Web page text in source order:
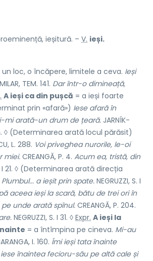
ieșitură. – V. ieși.
loc, o încăpere, limitele a ceva. Ieși
TEM. 141. Dar într-o dimineață,
A ieși ca din pușcă = a ieși foarte
prin «afară») Iese afară în
mi arată-un drum de țeară. JARNÍK-
◊ (Determinarea arată locul părăsit)
L. 288. Voi priveghea nurorile, le-oi
miei. CREANGĂ, P. 4. Acum ea, tristă, din
I 21. ◊ (Determinarea arată direcția
Plumbul... a ieșit prin spate. NEGRUZZI, S. I
aceea ieși la scară, bătu de trei ori în
unde arată spînul.CREANGĂ, P. 204.
NEGRUZZI, S. I 31. ◊ Expr. A ieși la
= a întîmpina pe cineva. Mi-au
I. 160. Îmi ieși tata înainte
înaintea fecioru-său pe altă cale și